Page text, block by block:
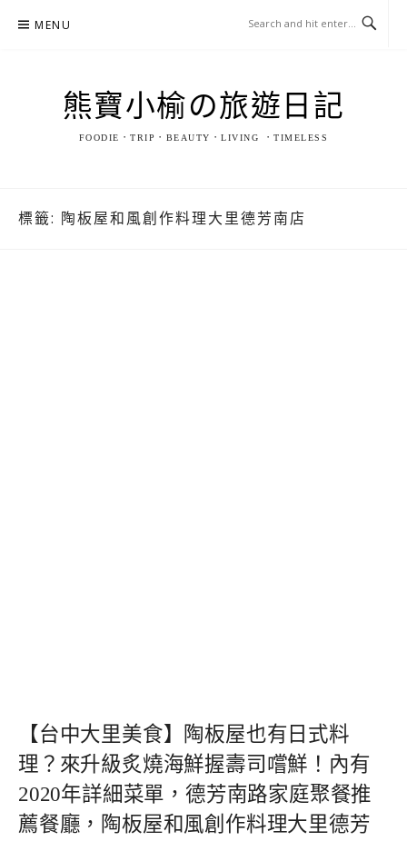
MENU
熊寶小榆の旅遊日記
FOODIE．TRIP．BEAUTY．LIVING ．TIMELESS
標籤: 陶板屋和風創作料理大里德芳南店
【台中大里美食】陶板屋也有日式料
理？來升級炙燒海鮮握壽司嚐鮮！內有
2020年詳細菜單，德芳南路家庭聚餐推
薦餐廳，陶板屋和風創作料理大里德芳